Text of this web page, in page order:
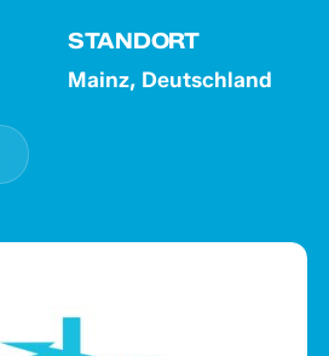
STANDORT
Mainz, Deutschland